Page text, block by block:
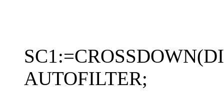
AUTOFILTER;